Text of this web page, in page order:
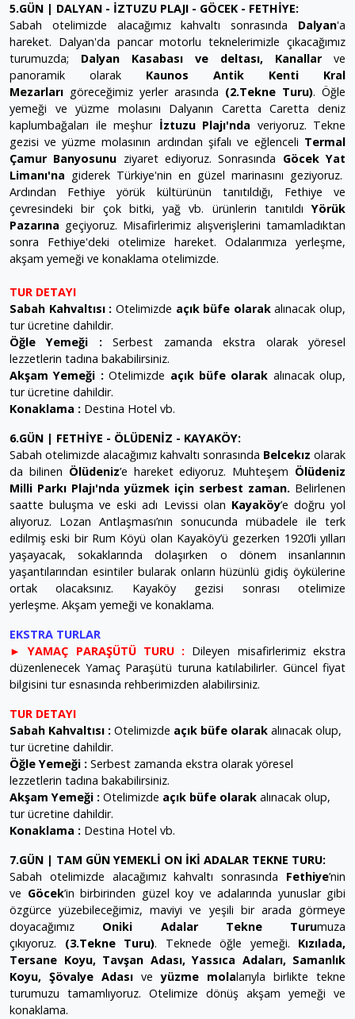
5.GÜN | DALYAN - İZTUZU PLAJI - GÖCEK - FETHİYE:
Sabah otelimizde alacağımız kahvaltı sonrasında Dalyan'a
hareket. Dalyan'da pancar motorlu teknelerimizle çıkacağımız
turumuzda; Dalyan Kasabası ve deltası, Kanallarve
panoramik olarak Kaunos Antik Kenti Kral
Mezarları göreceğimiz yerler arasında (2.Tekne Turu). Öğle
yemeği ve yüzme molasını Dalyanın Caretta Caretta deniz
kaplumbağaları ile meşhur İztuzu Plajı'nda veriyoruz. Tekne
gezisi ve yüzme molasının ardından şifalı ve eğlenceli Termal
Çamur Banyosunu ziyaret ediyoruz. Sonrasında Göcek Yat
Limanı'na giderek Türkiye'nin en güzel marinasını geziyoruz.
Ardından Fethiye yörük kültürünün tanıtıldığı, Fethiye ve
çevresindeki bir çok bitki, yağ vb. ürünlerin tanıtıldıYörük
Pazarına geçiyoruz. Misafirlerimiz alışverişlerini tamamladıktan
sonra Fethiye'deki otelimize hareket. Odalarımıza yerleşme,
akşam yemeği ve konaklama otelimizde.
TUR DETAYI
Sabah Kahvaltısı : Otelimizde açık büfe olarakalınacak olup,
tur ücretine dahildir.
Öğle Yemeği :Serbest zamanda ekstra olarak yöresel
lezzetlerin tadına bakabilirsiniz.
Akşam Yemeği :Otelimizde açık büfe olarak alınacak olup,
tur ücretine dahildir.
Konaklama : Destina Hotel vb.
6.GÜN | FETHİYE - ÖLÜDENİZ - KAYAKÖY:
Sabah otelimizde alacağımız kahvaltı sonrasında Belcekız olarak
da bilinen Ölüdeniz’e hareket ediyoruz. Muhteşem Ölüdeniz
Milli Parkı Plajı'nda yüzmek için serbest zaman. Belirlenen
saatte buluşma ve eski adı Levissi olan Kayaköy’e doğru yol
alıyoruz. Lozan Antlaşması’nın sonucunda mübadele ile terk
edilmiş eski bir Rum Köyü olan Kayaköy’ü gezerken 1920’li yılları
yaşayacak, sokaklarında dolaşırken o dönem insanlarının
yaşantılarından esintiler bularak onların hüzünlü gidiş öykülerine
ortak olacaksınız. Kayaköy gezisi sonrası otelimize
yerleşme. Akşam yemeği ve konaklama.
EKSTRA TURLAR
► YAMAÇ PARAŞÜTÜ TURU : Dileyen misafirlerimiz ekstra
düzenlenecek Yamaç Paraşütü turuna katılabilirler. Güncel fiyat
bilgisini tur esnasında rehberimizden alabilirsiniz.
TUR DETAYI
Sabah Kahvaltısı : Otelimizde açık büfe olarak alınacak olup,
tur ücretine dahildir.
Öğle Yemeği : Serbest zamanda ekstra olarak yöresel
lezzetlerin tadına bakabilirsiniz.
Akşam Yemeği : Otelimizde açık büfe olarak alınacak olup,
tur ücretine dahildir.
Konaklama : Destina Hotel vb.
7.GÜN | TAM GÜN YEMEKLİ ON İKİ ADALAR TEKNE TURU:
Sabah otelimizde alacağımız kahvaltı sonrasında Fethiye’nin
ve Göcek’in birbirinden güzel koy ve adalarında yunuslar gibi
özgürce yüzebileceğimiz, maviyi ve yeşili bir arada görmeye
doyacağımız Oniki Adalar Tekne Turumuza
çıkıyoruz. (3.Tekne Turu). Teknede öğle yemeği. Kızılada,
Tersane Koyu, Tavşan Adası, Yassıca Adaları, Samanlık
Koyu, Şövalye Adası veyüzme molalarıyla birlikte tekne
turumuzu tamamlıyoruz. Otelimize dönüş akşam yemeği ve
konaklama.